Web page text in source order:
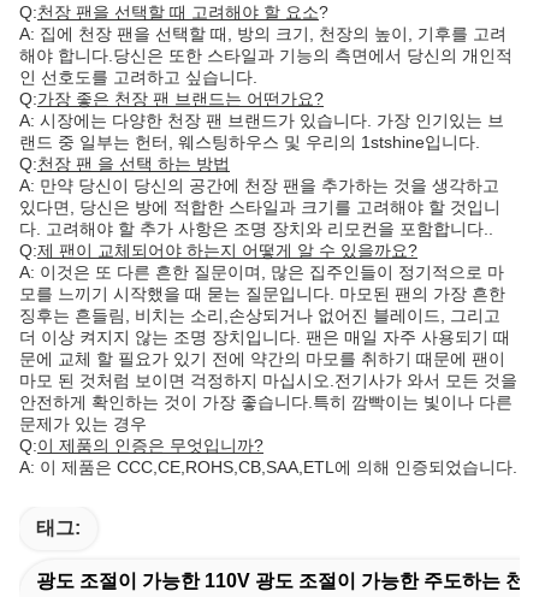
Q:천장 팬을 선택할 때 고려해야 할 요소?
A: 집에 천장 팬을 선택할 때, 방의 크기, 천장의 높이, 기후를 고려
해야 합니다.당신은 또한 스타일과 기능의 측면에서 당신의 개인적
인 선호도를 고려하고 싶습니다.
Q:가장 좋은 천장 팬 브랜드는 어떤가요?
A: 시장에는 다양한 천장 팬 브랜드가 있습니다. 가장 인기있는 브
랜드 중 일부는 헌터, 웨스팅하우스 및 우리의 1stshine입니다.
Q:천장 팬 을 선택 하는 방법
A: 만약 당신이 당신의 공간에 천장 팬을 추가하는 것을 생각하고
있다면, 당신은 방에 적합한 스타일과 크기를 고려해야 할 것입니
다. 고려해야 할 추가 사항은 조명 장치와 리모컨을 포함합니다..
Q:제 팬이 교체되어야 하는지 어떻게 알 수 있을까요?
A: 이것은 또 다른 흔한 질문이며, 많은 집주인들이 정기적으로 마
모를 느끼기 시작했을 때 묻는 질문입니다. 마모된 팬의 가장 흔한
징후는 흔들림, 비치는 소리,손상되거나 없어진 블레이드, 그리고
더 이상 켜지지 않는 조명 장치입니다. 팬은 매일 자주 사용되기 때
문에 교체 할 필요가 있기 전에 약간의 마모를 취하기 때문에 팬이
마모 된 것처럼 보이면 걱정하지 마십시오.전기사가 와서 모든 것을
안전하게 확인하는 것이 가장 좋습니다.특히 깜빡이는 빛이나 다른
문제가 있는 경우
Q:이 제품의 인증은 무엇입니까?
A: 이 제품은 CCC,CE,ROHS,CB,SAA,ETL에 의해 인증되었습니다.
태그:
광도 조절이 가능한 110V 광도 조절이 가능한 주도하는 천